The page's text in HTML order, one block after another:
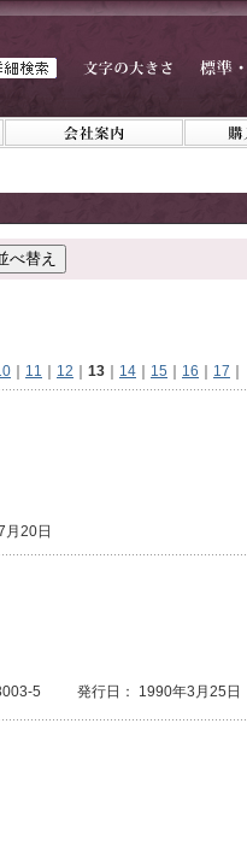
11 12 13 14 15 16 17
20日
5 発行日： 1990年3月25日